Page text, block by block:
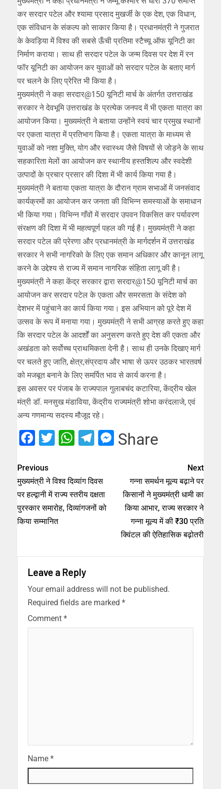
कर सरदार पटेल और श्यामा प्रसाद मुखर्जी के एक देश, एक विधान,
एक संविधान के संकल्प को साकार किया है। प्रधानमंत्री ने गुजरात
के केवड़िया में विश्व की सबसे ऊँची प्रतिमा स्टैच्यू ऑफ यूनिटी का
निर्माण कराया। साथ ही सरदार पटेल के जन्म दिवस पर देश में रन
फॉर यूनिटी का आयोजन कर युवाओं को सरदार पटेल के बताए मार्ग
पर चलने के लिए प्रेरित भी किया है।
मुख्यमंत्री ने कहा सरदार@150 यूनिटी मार्च के अंतर्गत उत्तराखंड
सरकार ने देवभूमि उत्तराखंड के प्रत्येक जनपद में भी एकता यात्रा का
आयोजन किया। मुख्यमंत्री ने बताया उन्होंने स्वयं चार प्रमुख स्थानों
पर एकता यात्रा में प्रतिभाग किया है। एकता यात्रा के माध्यम से
युवाओं को नशा मुक्ति, योग और स्वास्थ्य जैसे विषयों से जोड़ने के साथ
सहकारिता मेलों का आयोजन कर स्थानीय हस्तशिल्प और स्वदेशी
उत्पादों के प्रचार प्रसार की दिशा में भी कार्य किया गया है।
मुख्यमंत्री ने बताया एकता यात्रा के दौरान ग्राम सभाओं में जनसंवाद
कार्यक्रमों का आयोजन कर जनता की विभिन्न समस्याओं के समाधान
भी किया गया। विभिन्न गाँवों में सरदार उपवन विकसित कर पर्यावरण
संरक्षण की दिशा में भी महत्वपूर्ण पहल की गई है। मुख्यमंत्री ने कहा
सरदार पटेल की प्रेरणा और प्रधानमंत्री के मार्गदर्शन में उत्तराखंड
सरकार ने सभी नागरिको के लिए एक समान अधिकार और कानून लागू
करने के उद्देश्य से राज्य में समान नागरिक संहिता लागू की है।
मुख्यमंत्री ने कहा केंद्र सरकार द्वारा सरदार@150 यूनिटी मार्च का
आयोजन कर सरदार पटेल के एकता और समरसता के संदेश को
देशभर में पहुंचाने का कार्य किया गया। इस अभियान को पूरे देश में
उत्सव के रूप में मनाया गया। मुख्यमंत्री ने सभी आग्रह करते हुए कहा
कि सरदार पटेल के आदर्शों का अनुसरण करते हुए देश की एकता और
अखंडता को सर्वोच्च प्राथमिकता देनी है। साथ ही उनके दिखाए मार्ग
पर चलते हुए जाति, क्षेत्र,संप्रदाय और भाषा से ऊपर उठकर भारतवर्ष
को मजबूत बनाने के लिए समर्पित भाव से कार्य करना है।
इस अवसर पर पंजाब के राज्यपाल गुलाबचंद कटारिया, केंद्रीय खेल
मंत्री डॉ. मनसुख मंडाविया, केंद्रीय राज्यमंत्री शोभा करंदलाजे, एवं
अन्य गणमान्य सदस्य मौजूद रहे।
Facebook
Twitter
WhatsApp
Telegram
Messenger
Share
Previous
मुख्यमंत्री ने विश्व दिव्यांग दिवस
पर हल्द्वानी में राज्य स्तरीय दक्षता
पुरस्कार समारोह, दिव्यांगजनों को
किया सम्मानित
Next
गन्ना समर्थन मूल्य बढ़ाने पर
किसानों ने मुख्यमंत्री धामी का
किया आभार, राज्य सरकार ने
गन्ना मूल्य में की ₹30 प्रति
क्विंटल की ऐतिहासिक बढ़ोतरी
Leave a Reply
Your email address will not be published.
Required fields are marked *
Comment *
Name *